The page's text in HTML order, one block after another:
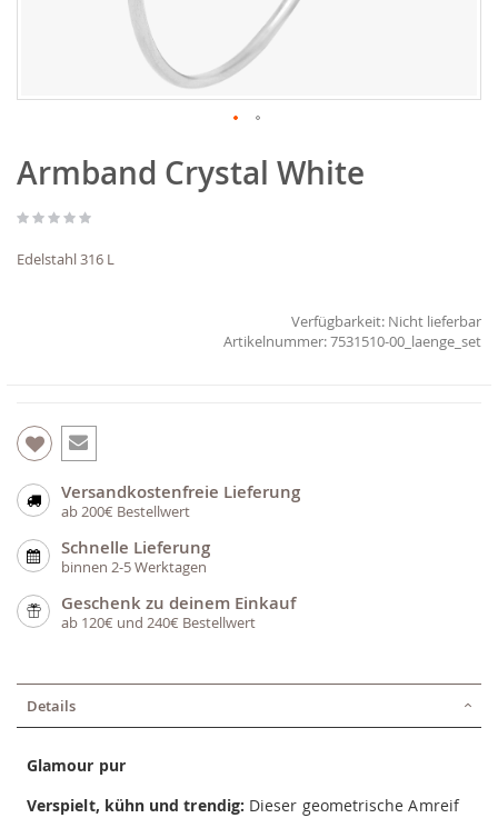
Anfang
der
springen
Armband Crystal White
Edelstahl 316 L
Verfügbarkeit: Nicht lieferbar
7531510-00_laenge_set
Versandkostenfreie Lieferung
ab 200€ Bestellwert
Schnelle Lieferung
binnen 2-5 Werktagen
Geschenk zu deinem Einkauf
ab 120€ und 240€ Bestellwert
Details
Glamour pur
Verspielt, kühn und trendig: Dieser geometrische Amreif